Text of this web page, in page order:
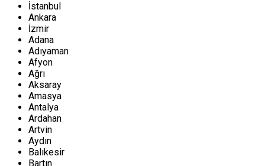
İstanbul
Ankara
İzmir
Adana
Adıyaman
Afyon
Ağrı
Aksaray
Amasya
Antalya
Ardahan
Artvin
Aydın
Balıkesir
Bartın